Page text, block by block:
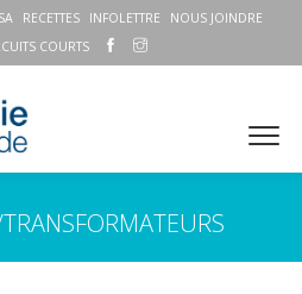
RECETTES INFOLETTRE
NOUS JOINDRE
COURTS